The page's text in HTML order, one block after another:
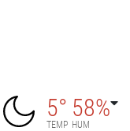
5°
TEMP
58%
HUM